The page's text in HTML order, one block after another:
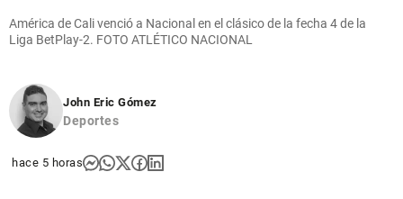
América de Cali venció a Nacional en el clásico de la fecha 4 de la
Liga BetPlay-2. FOTO ATLÉTICO NACIONAL
John Eric Gómez
Deportes
hace 5 horas